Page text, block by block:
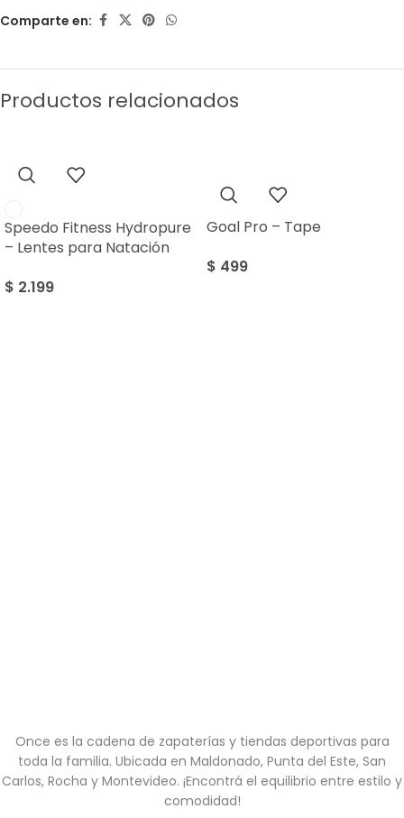
Comparte en:
Productos relacionados
Speedo Fitness Hydropure
– Lentes para Natación
$ 2.199
Goal Pro – Tape
$ 499
Once es la cadena de zapaterías y tiendas deportivas para
toda la familia. Ubicada en Maldonado, Punta del Este, San
Carlos, Rocha y Montevideo. ¡Encontrá el equilibrio entre estilo y
comodidad!